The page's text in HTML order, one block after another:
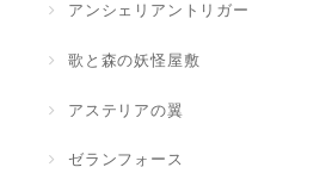
アンシェリアントリガー
歌と森の妖怪屋敷
アステリアの翼
ゼランフォース